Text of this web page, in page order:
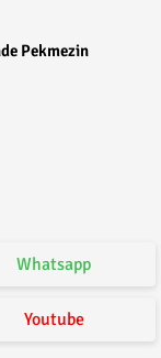
Pekmezin
Whatsapp
Youtube